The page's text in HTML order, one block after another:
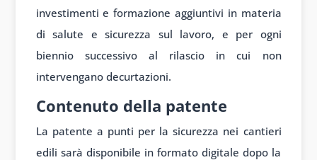
investimenti e formazione aggiuntivi in materia
di salute e sicurezza sul lavoro, e per ogni
biennio successivo al rilascio in cui non
intervengano decurtazioni.
Contenuto della patente
La patente a punti per la sicurezza nei cantieri
edili sarà disponibile in formato digitale dopo la